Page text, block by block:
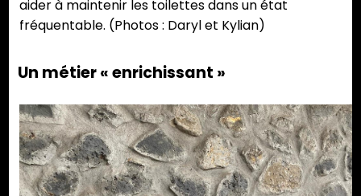
aider à maintenir les toilettes dans un état
fréquentable. (Photos : Daryl et Kylian)
Un métier « enrichissant »